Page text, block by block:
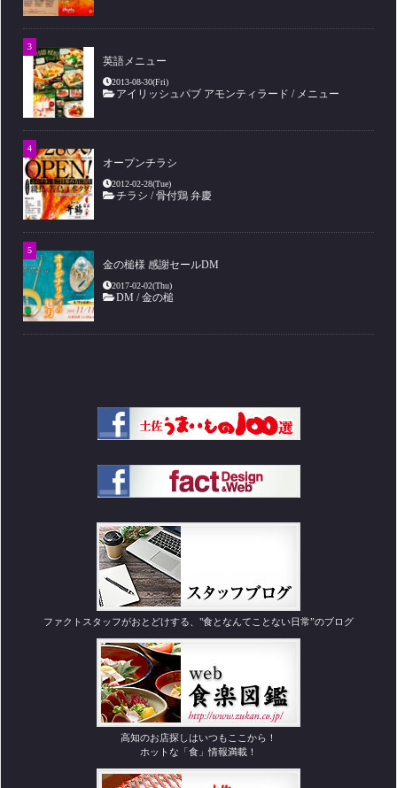
英語メニュー
2013-08-30(Fri)
アイリッシュパブ アモンティラード / メニュー
オープンチラシ
2012-02-28(Tue)
チラシ /骨付鶏 弁慶
金の槌様 感謝セールDM
2017-02-02(Thu)
DM /金の槌
ファクトスタッフがおとどけする、"食となんてことない日常”のブログ
高知のお店探しはいつもここから！
ホットな「食」情報満載！